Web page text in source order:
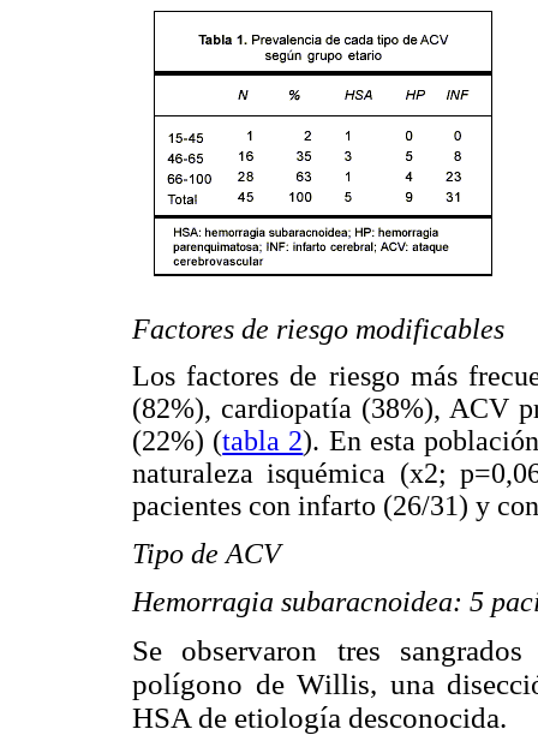
Factores de riesgo modificables
Los factores de riesgo más
(82%), cardiopatía (38%), ACV
(22%) (tabla 2). En esta
naturaleza isquémica (x2;
pacientes con infarto (26/31) y
Tipo de ACV
Hemorragia subaracnoidea: 5
Se observaron tres
polígono de Willis, una
HSA de etiología desconocida.